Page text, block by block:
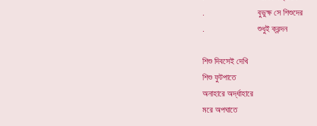
. বুভুক্ষ সে শিশুদের
. শুধুই ক্রন্দন
শিশু দিবসেই দেখি
শিশু ফুটপাতে
অনাহারে অর্দ্ধাহারে
মরে অপঘাতে